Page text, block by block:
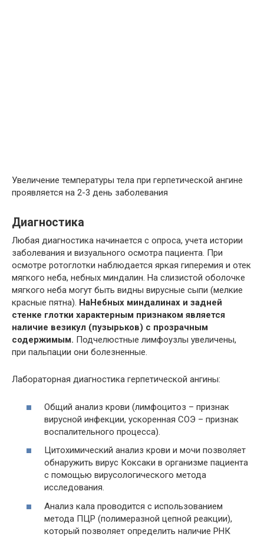
Увеличение температуры тела при герпетической ангине
проявляется на 2-3 день заболевания
Диагностика
Любая диагностика начинается с опроса, учета истории
заболевания и визуального осмотра пациента. При
осмотре ротоглотки наблюдается яркая гиперемия и отек
мягкого неба, небных миндалин. На слизистой оболочке
мягкого неба могут быть видны вирусные сыпи (мелкие
красные пятна). НаНебных миндалинах и задней
стенке глотки характерным признаком является
наличие везикул (пузырьков) с прозрачным
содержимым. Подчелюстные лимфоузлы увеличены,
при пальпации они болезненные.
Лабораторная диагностика герпетической ангины:
Общий анализ крови (лимфоцитоз – признак
вирусной инфекции, ускоренная СОЭ – признак
воспалительного процесса).
Цитохимический анализ крови и мочи позволяет
обнаружить вирус Коксаки в организме пациента
с помощью вирусологического метода
исследования.
Анализ кала проводится с использованием
метода ПЦР (полимеразной цепной реакции),
который позволяет определить наличие РНК